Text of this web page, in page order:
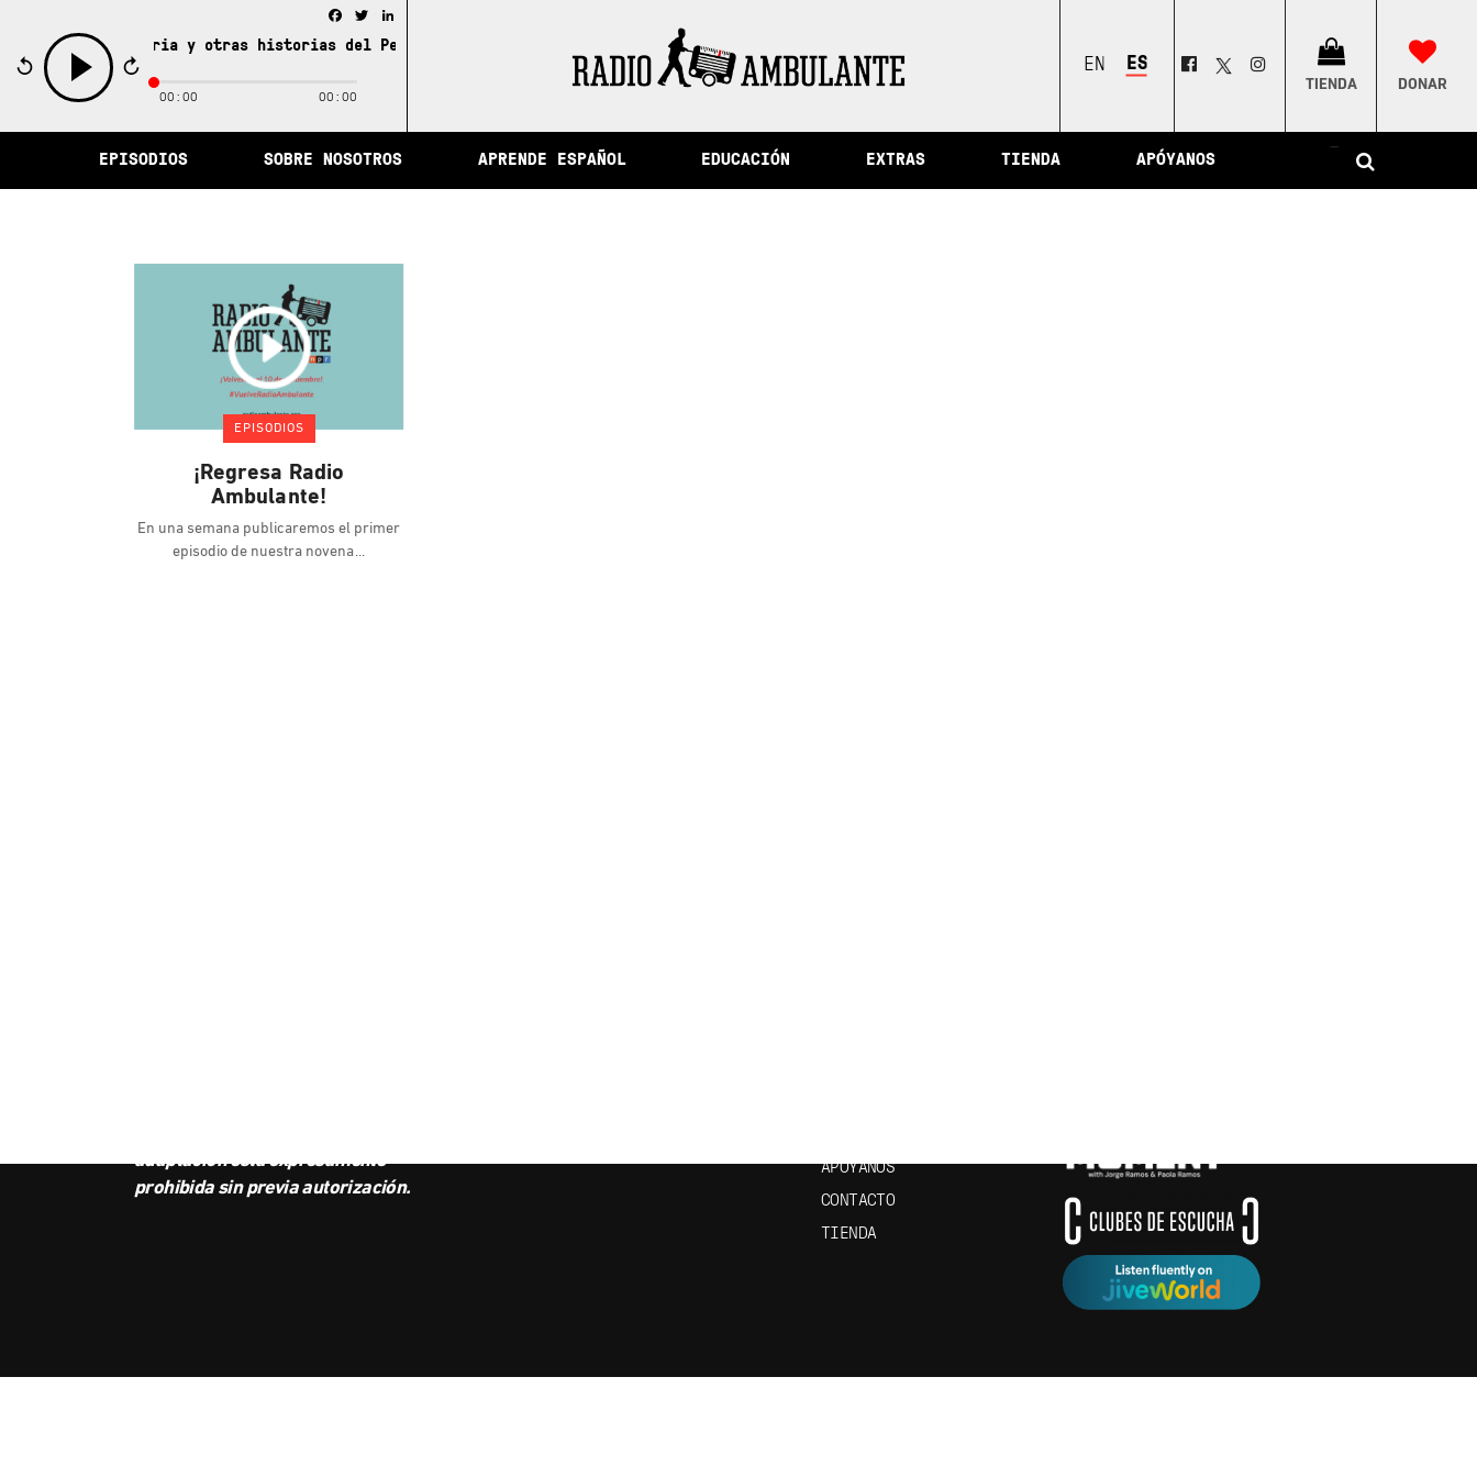
de la memoria y otras historias del Perú / La ciudad de la memoria y otras historias del Perú
play
Facebook
Twitter
00:00 00:00
ENGLISHESPAÑOL
TIENDA DONAR
EPISODIOS SOBRE NOSOTROS APRENDE ESPAÑOL EDUCACIÓN EXTRAS TIENDA APÓYANOS
–
EPISODIOS
¡Regresa Radio
Ambulante!
En una semana publicaremos el primer
episodio de nuestra novena
adaptación está expresamente
prohibida sin previa autorización.
APÓYANOS
CONTACTO
TIENDA